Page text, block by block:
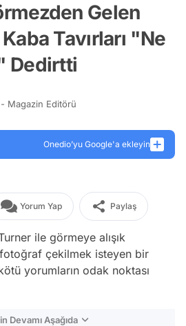
Gelen
Tavırları "Ne
Dedirtti
- Magazin Editörü
Onedio’yu Google'a ekleyin
Yorum Yap Paylaş
ile görmeye alışık
çekilmek isteyen bir
yorumların odak noktası
Devamı Aşağıda